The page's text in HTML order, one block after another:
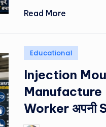
Read More
Posted
Educational
Injection
Manufacture
Worker अपनी